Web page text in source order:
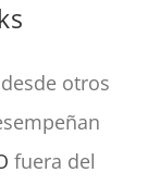
otros
fuera del